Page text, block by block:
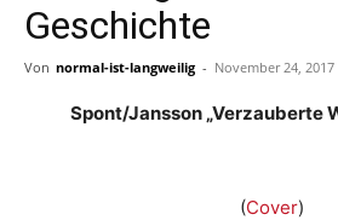
Geschichte
Von normal-ist-langweilig - November 24, 2017
Spont/Jansson „Verzauberte
(Cover)